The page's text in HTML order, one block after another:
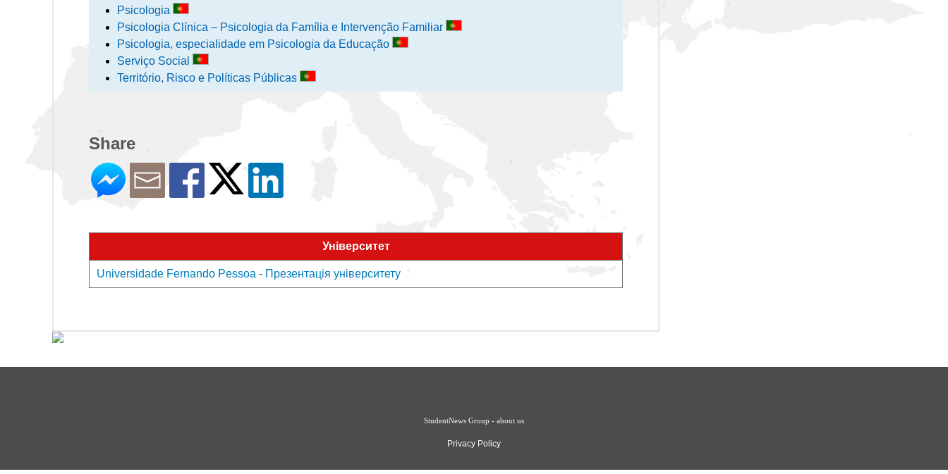
Psicologia
Psicologia Clínica – Psicologia da Família e Intervenção Familiar
Psicologia, especialidade em Psicologia da Educação
Serviço Social
Território, Risco e Políticas Públicas
Share
Університет
Universidade Fernando Pessoa - Презентація університету
StudentNews Group - about us
Privacy Policy